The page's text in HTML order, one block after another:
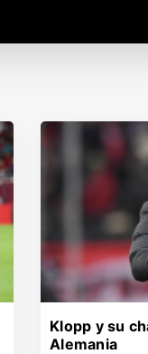
Klopp y su
Alemania